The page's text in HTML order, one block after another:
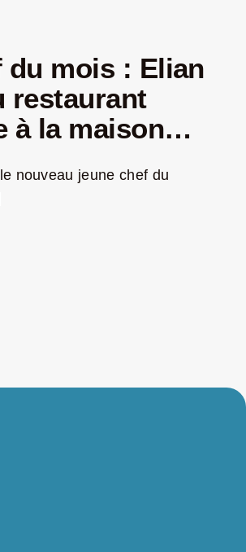
du mois : Elian
restaurant
à la maison…
nouveau jeune chef du